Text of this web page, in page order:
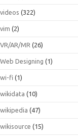
videos (322)
vim (2)
VR/AR/MR (26)
Web Designing (1)
wi-fi (1)
wikidata (10)
wikipedia (47)
wikisource (15)